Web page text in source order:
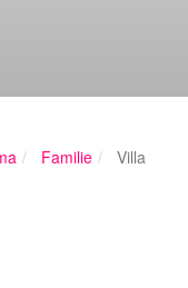
Familie Villa